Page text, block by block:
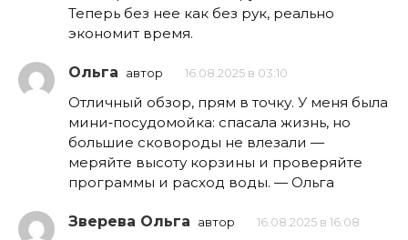
Теперь без нее как без рук, реально
экономит время.
Ольга автор 16.08.2025 в 03:10
Отличный обзор, прям в точку. У меня была
мини‑посудомойка: спасала жизнь, но
большие сковороды не влезали —
меряйте высоту корзины и проверяйте
программы и расход воды. — Ольга
Зверева Ольга автор 16.08.2025 в 16:08